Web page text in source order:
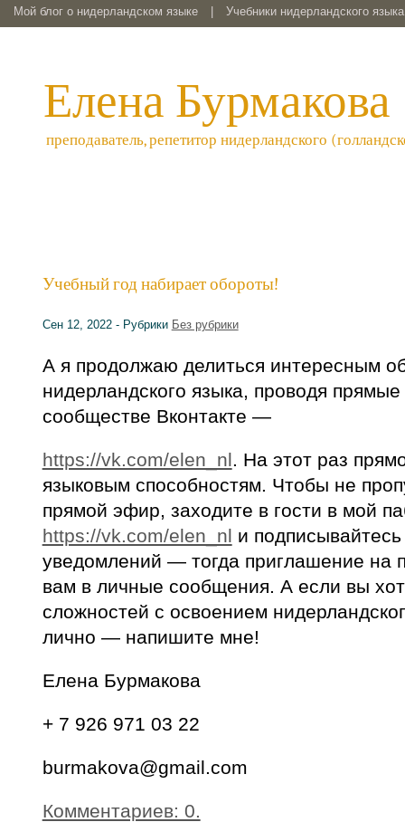
Мой блог о нидерландском языке Учебники нидерландского
Елена Бурмакова
преподаватель, репетитор нидерландского
Учебный год набирает обороты!
Сен 12, 2022 - Рубрики Без рубрики
А я продолжаю делиться интересным
нидерландского языка, проводя
сообществе Вконтакте —
https://vk.com/elen_nl . На этот раз
языковым способностям. Чтобы не
прямой эфир, заходите в гости в мой
https://vk.com/elen_nl и
уведомлений — тогда приглашение на
вам в личные сообщения. А если вы
сложностей с освоением
лично — напишите мне!
Елена Бурмакова
+ 7 926 971 03 22
burmakova@gmail.com
Комментариев: 0.